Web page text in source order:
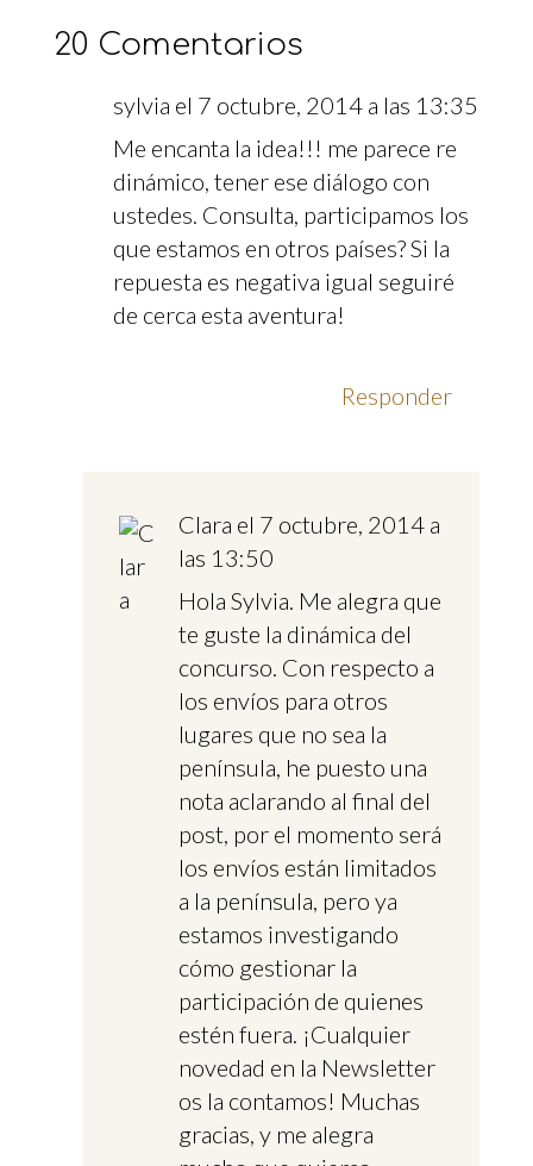
20 Comentarios
sylvia el 7 octubre, 2014 a las 13:35
Me encanta la idea!!! me parece re
dinámico, tener ese diálogo con
ustedes. Consulta, participamos los
que estamos en otros países? Si la
repuesta es negativa igual seguiré
de cerca esta aventura!
Responder
Clara el 7 octubre, 2014 a
las 13:50
Hola Sylvia. Me alegra que
te guste la dinámica del
concurso. Con respecto a
los envíos para otros
lugares que no sea la
península, he puesto una
nota aclarando al final del
post, por el momento será
los envíos están limitados
a la península, pero ya
estamos investigando
cómo gestionar la
participación de quienes
estén fuera. ¡Cualquier
novedad en la Newsletter
os la contamos! Muchas
gracias, y me alegra